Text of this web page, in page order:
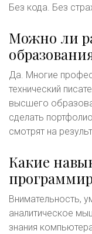
Без кода. Без
Можно ли
Да. Многие
технический
высшего
сделать
смотрят на
Какие
Внимательность,
аналитическое
знания